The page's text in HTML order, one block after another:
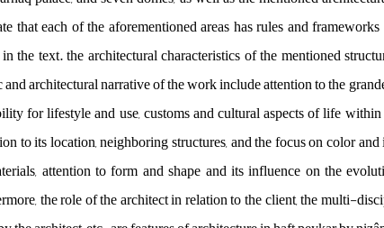
that each of the aforementioned areas has rules and
the text. the architectural characteristics of the mentioned
architectural narrative of the work include attention to the
for lifestyle and use, customs and cultural aspects of life
to its location, neighboring structures, and the focus on color
attention to form and shape and its influence on the
the role of the architect in relation to the client, the multi-